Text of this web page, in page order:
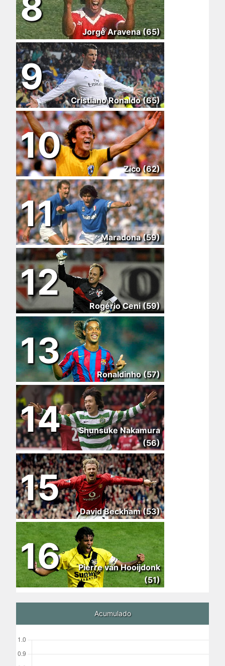
Jorge Aravena (65)
9
Cristiano Ronaldo (65)
10
Zico (62)
11
Maradona (59)
12
Rogério Ceni (59)
13
Ronaldinho (57)
14
Shunsuke Nakamura
(56)
15
David Beckham (53)
16
Pierre van Hooijdonk
(51)
Acumulado